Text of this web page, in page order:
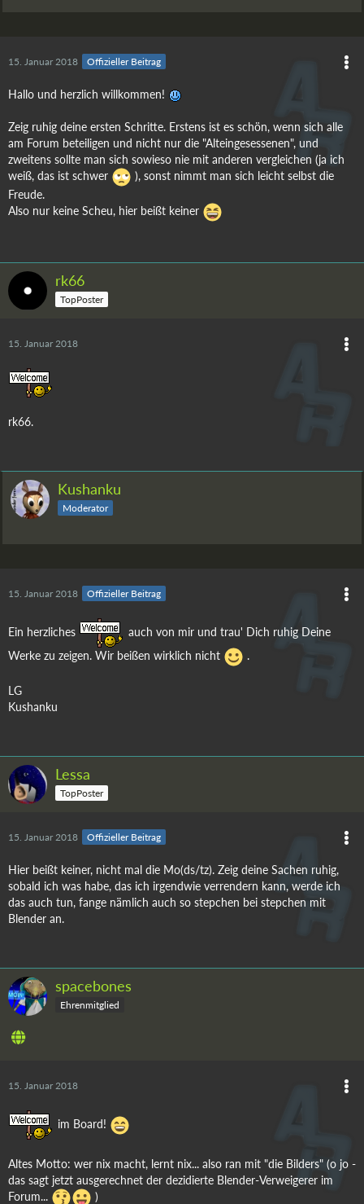
15. Januar 2018 Offizieller Beitrag
Hallo und herzlich willkommen!
Zeig ruhig deine ersten Schritte. Erstens ist es schön, wenn sich alle
am Forum beteiligen und nicht nur die "Alteingesessenen", und
zweitens sollte man sich sowieso nie mit anderen vergleichen (ja ich
weiß, das ist schwer
), sonst nimmt man sich leicht selbst die
Freude.
Also nur keine Scheu, hier beißt keiner
rk66
TopPoster
15. Januar 2018
rk66.
Kushanku
Moderator
15. Januar 2018 Offizieller Beitrag
Ein herzliches
auch von mir und trau' Dich ruhig Deine
Werke zu zeigen. Wir beißen wirklich nicht
.
LG
Kushanku
Lessa
TopPoster
15. Januar 2018 Offizieller Beitrag
Hier beißt keiner, nicht mal die Mo(ds/tz). Zeig deine Sachen ruhig,
sobald ich was habe, das ich irgendwie verrendern kann, werde ich
das auch tun, fange nämlich auch so stepchen bei stepchen mit
Blender an.
spacebones
Ehrenmitglied
15. Januar 2018
im Board!
Altes Motto: wer nix macht, lernt nix... also ran mit "die Bilders" (o jo -
das sagt jetzt ausgerechnet der dezidierte Blender-Verweigerer im
Forum...
)